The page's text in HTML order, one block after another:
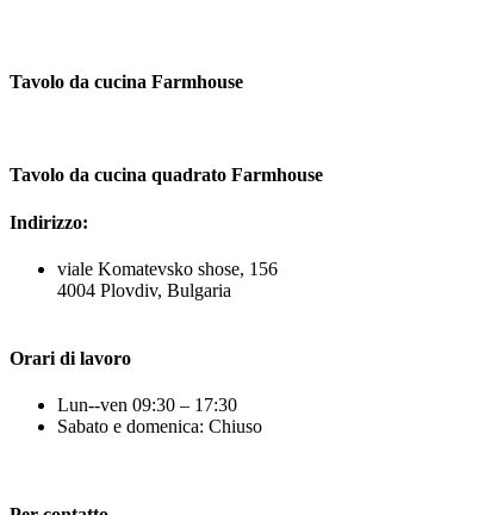
Tavolo da cucina Farmhouse
Tavolo da cucina quadrato Farmhouse
Indirizzo:
viale Komatevsko shose, 156
4004 Plovdiv, Bulgaria
Orari di lavoro
Lun--ven 09:30 – 17:30
Sabato e domenica: Chiuso